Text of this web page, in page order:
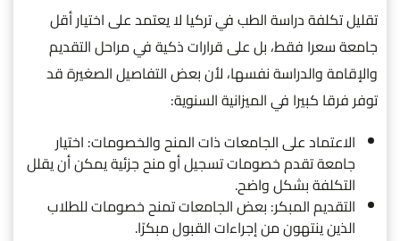
تقليل تكلفة دراسة الطب في تركيا لا يعتمد على اختيار أقل
جامعة سعرا فقط، بل على قرارات ذكية في مراحل التقديم
والإقامة والدراسة نفسها، لأن بعض التفاصيل الصغيرة قد
توفر فرقا كبيرا في الميزانية السنوية:
الاعتماد على الجامعات ذات المنح والخصومات: اختيار
جامعة تقدم خصومات تسجيل أو منح جزئية يمكن أن يقلل
التكلفة بشكل واضح.
التقديم المبكر: بعض الجامعات تمنح خصومات للطلاب
الذين ينتهون من إجراءات القبول مبكرًا.